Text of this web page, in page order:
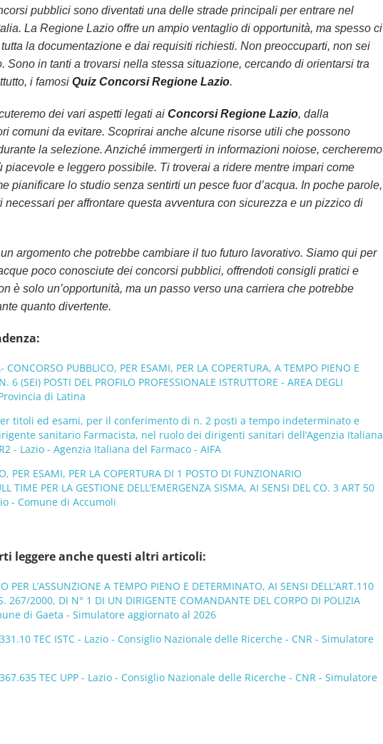
pubblici sono diventati una delle strade principali per entrare nel
La Regione Lazio offre un ampio ventaglio di opportunità, ma spesso ci
la documentazione e dai requisiti richiesti. Non preoccuparti, non sei
Sono in tanti a trovarsi nella stessa situazione, cercando di orientarsi tra
i famosi Quiz Concorsi Regione Lazio.
dei vari aspetti legati ai Concorsi Regione Lazio, dalla
comuni da evitare. Scoprirai anche alcune risorse utili che possono
la selezione. Anziché immergerti in informazioni noiose, cercheremo
piacevole e leggero possibile. Ti troverai a ridere mentre impari come
pianificare lo studio senza sentirti un pesce fuor d’acqua. In poche parole,
necessari per affrontare questa avventura con sicurezza e un pizzico di
argomento che potrebbe cambiare il tuo futuro lavorativo. Siamo qui per
poco conosciute dei concorsi pubblici, offrendoti consigli pratici e
è solo un’opportunità, ma un passo verso una carriera che potrebbe
quanto divertente.
CONCORSO PUBBLICO, PER ESAMI, PER LA COPERTURA, A TEMPO PIENO E
6 (SEI) POSTI DEL PROFILO PROFESSIONALE ISTRUTTORE - AREA DEGLI
di Latina
titoli ed esami, per il conferimento di n. 2 posti a tempo indeterminato e
sanitario Farmacista, nel ruolo dei dirigenti sanitari dell’Agenzia Italiana
- Lazio - Agenzia Italiana del Farmaco - AIFA
PER ESAMI, PER LA COPERTURA DI 1 POSTO DI FUNZIONARIO
TIME PER LA GESTIONE DELL’EMERGENZA SISMA, AI SENSI DEL CO. 3 ART 50
- Comune di Accumoli
leggere anche questi altri articoli:
PER L’ASSUNZIONE A TEMPO PIENO E DETERMINATO, AI SENSI DELL’ART.110
267/2000, DI N° 1 DI UN DIRIGENTE COMANDANTE DEL CORPO DI POLIZIA
di Gaeta - Simulatore aggiornato al 2026
TEC ISTC - Lazio - Consiglio Nazionale delle Ricerche - CNR - Simulatore
TEC UPP - Lazio - Consiglio Nazionale delle Ricerche - CNR - Simulatore